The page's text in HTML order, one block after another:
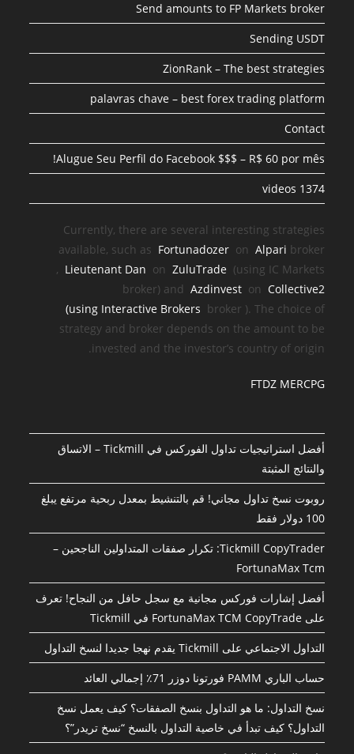
Send amounts to FP Markets broker
Sending USDT
ZionRank – The best strategies
palavras chave – best forex trading platform
Contact
Alugue Seu Perfil do Facebook $$$ – R$ 60 por mês!
1374 videos
Currently, there are several interesting strategies
available, such as Fortunadozeron Alpari broker
, Lieutenant Dan on ZuluTrade(using IC Markets
broker) and Azdinveston Collective2
(using Interactive Brokers broker ). The choice of
strategy and broker depends on the amount to be
invested and the investor’s country of origin.
FTDZ MERCPG
أفضل استراتيجيات تداول الفوركس في Tickmill – الاتساق
والنتائج المثبتة
روبوت نسخ تداول مجاني! قم بالتنشيط بمعدل ربحية مرتفع يبلغ
100 دولار فقط
Tickmill CopyTrader: تكرار صفقات المتداولين الناجحين –
FortunaMax Tcm
أفضل إشارات فوركس مجانية مع سجل حافل من النجاح! تعرف
على FortunaMax TCM CopyTrade في Tickmill
التداول الاجتماعي على Tickmill يقدم نهجا جديدا لنسخ التداول
حساب الباري PAMM فورتونا دوزر 71٪ إجمالي العائد
نسخ التداول: ما هو التداول بنسخ الصفقات؟ كيف يعمل نسخ
التداول؟ كيف تبدأ في خاصية التداول بالنسخ “نسخ تريدر”؟